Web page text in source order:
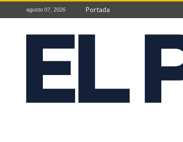
agosto 07, 2026 Portada